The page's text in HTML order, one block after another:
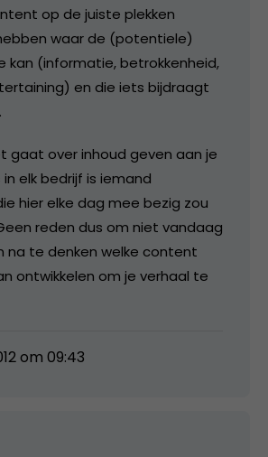
op de juiste plekken
waar de (potentiele)
kan (informatie, betrokkenheid,
en die iets bijdraagt
gaat over inhoud geven aan je
elk bedrijf is iemand
hier elke dag mee bezig zou
reden dus om niet vandaag
na te denken welke content
ontwikkelen om je verhaal te
om 09:43